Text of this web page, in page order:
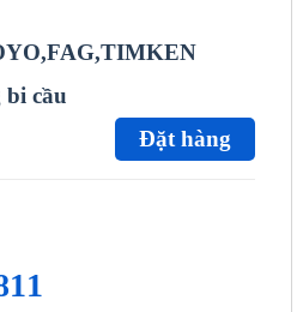
bi cầu
Đặt hàng